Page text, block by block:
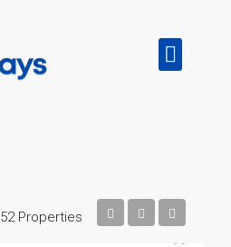
52 Properties